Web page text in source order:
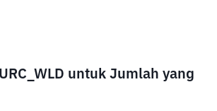
untuk Jumlah yang